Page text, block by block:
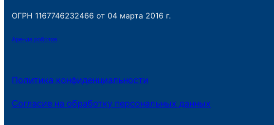
ОГРН 1167746232466 от 04 марта 2016 г.
Аренда роботов
Политика конфиденциальности
Согласие на обработку персональных данных